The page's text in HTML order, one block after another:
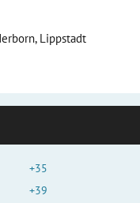
o
Lippstadt
+35
+39